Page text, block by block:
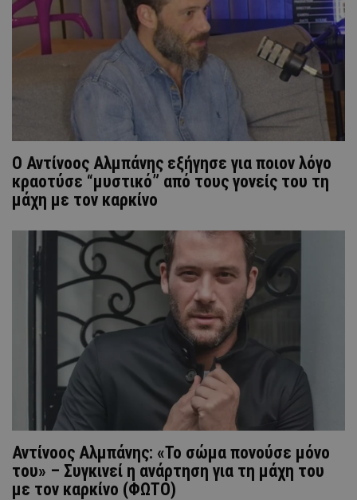
Ο Αντίνοος Αλμπάνης εξήγησε για ποιον λόγο
κραοτύσε “μυστικό” από τους γονείς του τη
μάχη με τον καρκίνο
Αντίνοος Αλμπάνης: «Το σώμα πονούσε μόνο
του» – Συγκινεί η ανάρτηση για τη μάχη του
με τον καρκίνο (ΦΩΤΟ)